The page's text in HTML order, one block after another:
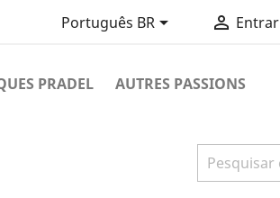
Português BR  Entrar
PRADEL
AUTRES PASSIONS